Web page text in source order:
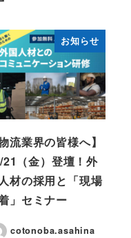
お知らせ
物流業界の皆様へ】
21（金）登壇！外
材の採用と「現場
」セミナー
cotonoba.asahina